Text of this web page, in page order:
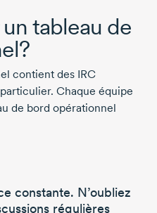
tableau de
contient des IRC
Chaque équipe
de bord opérationnel
constante. N’oubliez
régulières